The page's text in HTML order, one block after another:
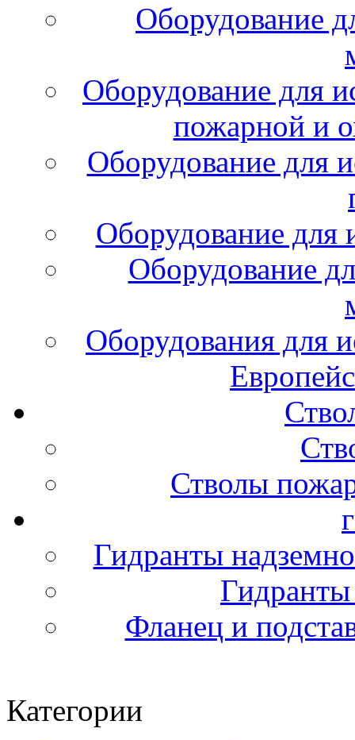
Оборудование
Оборудование для
пожарной и
Оборудование для
Оборудование для
Оборудование
Оборудования для
Стволы
Гидранты
Фланец и
Категории